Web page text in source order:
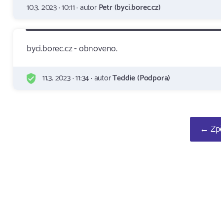
10.3. 2023 · 10:11 · autorPetr (byci.borec.cz)
byci.borec.cz - obnoveno.
11.3. 2023 · 11:34 · autorTeddie (Podpora)
←